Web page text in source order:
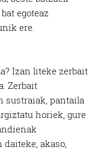
egoteaz
ere.
Izan liteke zerbait
Zerbait
sustraiak, pantaila
horiek, gure
akaso,